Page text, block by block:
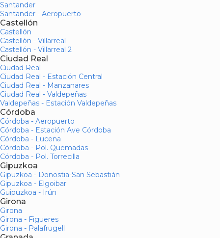
Santander
Santander - Aeropuerto
Castellón
Castellón
Castellón - Villarreal
Castellón - Villarreal 2
Ciudad Real
Ciudad Real
Ciudad Real - Estación Central
Ciudad Real - Manzanares
Ciudad Real - Valdepeñas
Valdepeñas - Estación Valdepeñas
Córdoba
Córdoba - Aeropuerto
Córdoba - Estación Ave Córdoba
Córdoba - Lucena
Córdoba - Pol. Quemadas
Córdoba - Pol. Torrecilla
Gipuzkoa
Gipuzkoa - Donostia-San Sebastián
Gipuzkoa - Elgoibar
Guipuzkoa - Irún
Girona
Girona
Girona - Figueres
Girona - Palafrugell